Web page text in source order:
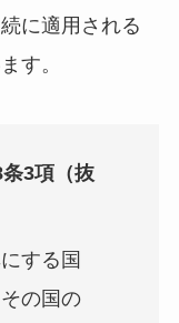
に適用される
す。
3項（抜
する国
の国の